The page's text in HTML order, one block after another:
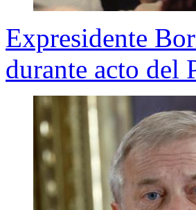
Expresidente
durante acto del